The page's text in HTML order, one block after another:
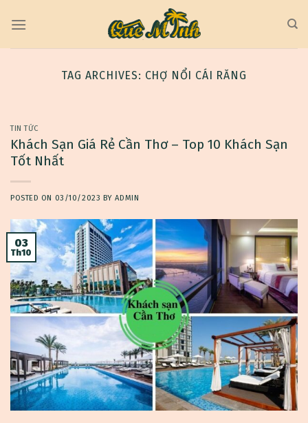
TAG ARCHIVES: CHỢ NỔI CÁI RĂNG
TIN TỨC
Khách Sạn Giá Rẻ Cần Thơ – Top 10 Khách Sạn
Tốt Nhất
POSTED ON 03/10/2023 BYADMIN
03
Th10